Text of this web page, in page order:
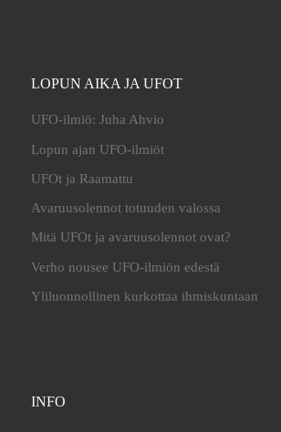
LOPUN AIKA JA UFOT
UFO-ilmiö: Juha Ahvio
Lopun ajan UFO-ilmiöt
UFOt ja Raamattu
Avaruusolennot totuuden valossa
Mitä UFOt ja avaruusolennot ovat?
Verho nousee UFO-ilmiön edestä
Yliluonnollinen kurkottaa ihmiskuntaan
INFO